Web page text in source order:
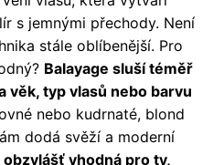
s jemnými přechody. Není
stále oblíbenější. Pro
Balayage sluší téměř
věk, typ vlasů nebo barvu
nebo kudrnaté, blond
dodá svěží a moderní
vhodná pro ty,